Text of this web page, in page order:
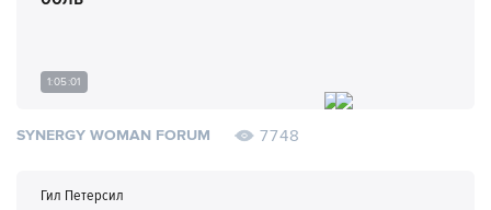
1:05:01
SYNERGY WOMAN FORUM 7748
Гил Петерсил